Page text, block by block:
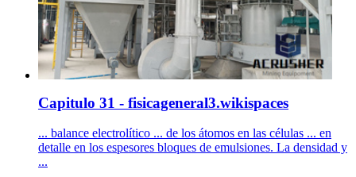
Capitulo 31 - fisicageneral3.wikispaces
... balance electrolítico ... de los átomos en las células ... en
detalle en los espesores bloques de emulsiones. La densidad y
...